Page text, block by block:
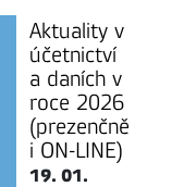
Aktuality v
účetnictví
a daních v
roce 2026
(prezenčně
i ON-LINE)
19. 01.